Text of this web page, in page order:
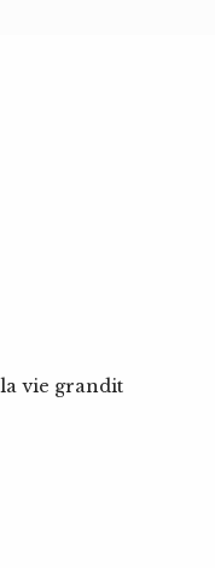
vie grandit